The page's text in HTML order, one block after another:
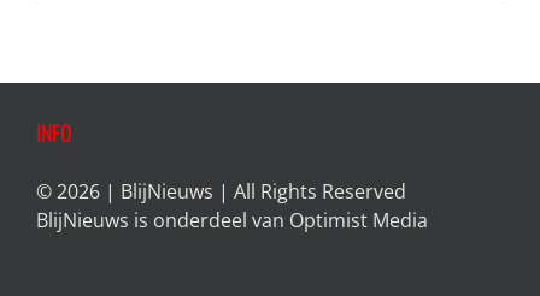
INFO
© 2026 | BlijNieuws | All Rights Reserved
BlijNieuws is onderdeel van Optimist Media